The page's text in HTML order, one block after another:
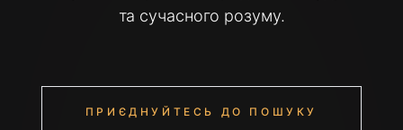
та сучасного розуму.
ПРИЄДНУЙТЕСЬ ДО ПОШУКУ